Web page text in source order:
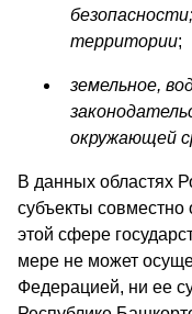
территории;
земельное,
окружающей
В данных областях
субъекты совместно
этой сфере
мере не может
Федерацией, ни ее